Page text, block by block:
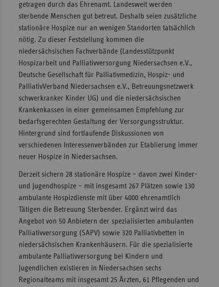
getragen durch das Ehrenamt. Landesweit werden
sterbende Menschen gut betreut. Deshalb seien zusätzliche
stationäre Hospize nur an wenigen Standorten tatsächlich
nötig. Zu dieser Feststellung kommen die
niedersächsischen Fachverbände (Landesstützpunkt
Hospizarbeit und Palliativversorgung Niedersachsen e.V.,
Deutsche Gesellschaft für Palliativmedizin, Hospiz- und
PalliativVerband Niedersachsen e.V., Betreuungsnetzwerk
schwerkranker Kinder UG) und die niedersächsischen
Krankenkassen in einer gemeinsamen Empfehlung zur
bedarfsgerechten Gestaltung der Versorgungsstruktur.
Hintergrund sind fortlaufende Diskussionen von
verschiedenen Interessenverbänden zur Etablierung immer
neuer Hospize in Niedersachsen.
Derzeit sichern 28 stationäre Hospize – davon zwei Kinder-
und Jugendhospize – mit insgesamt 267 Plätzen sowie 130
ambulante Hospizdienste mit über 4000 ehrenamtlich
Tätigen die Betreuung Sterbender. Ergänzt wird das
Angebot von 50 Anbietern der spezialisierten ambulanten
Palliativversorgung (SAPV) sowie 320 Palliativbetten in
niedersächsischen Krankenhäusern. Für die spezialisierte
ambulante Palliativversorgung bei Kindern und
Jugendlichen existieren in Niedersachsen sechs
Regionalteams mit insgesamt 25 Ärzten, 61 Pflegenden und